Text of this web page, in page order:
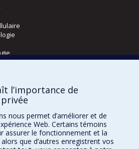
et médecine nucléaire
l’importance de
nous permet d’améliorer et de
Web. Certains témoins
assurer le fonctionnement et la
que d’autres enregistrent vos